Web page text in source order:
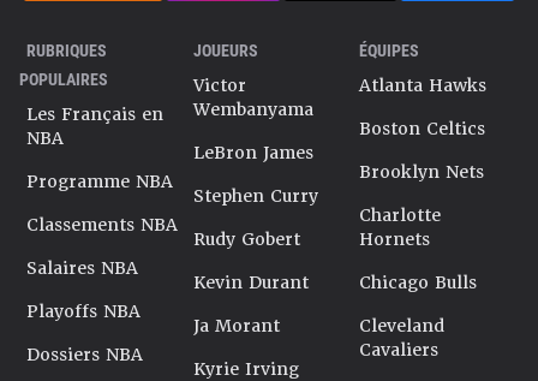
RUBRIQUES
POPULAIRES
Les Français en
NBA
Programme NBA
Classements NBA
Salaires NBA
Playoffs NBA
Dossiers NBA
JOUEURS
Victor
Wembanyama
LeBron James
Stephen Curry
Rudy Gobert
Kevin Durant
Ja Morant
Kyrie Irving
ÉQUIPES
Atlanta Hawks
Boston Celtics
Brooklyn Nets
Charlotte
Hornets
Chicago Bulls
Cleveland
Cavaliers